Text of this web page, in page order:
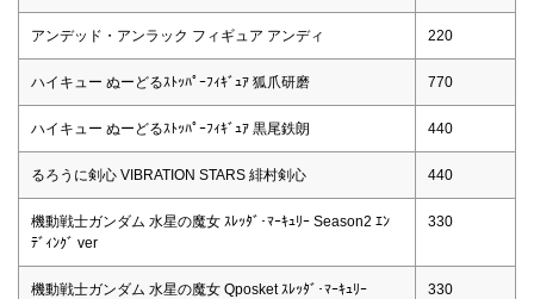
アンデッド・アンラック フィギュア アンディ 220
ハイキュー ぬーどるｽﾄｯﾊﾟｰﾌｨｷﾞｭｱ 狐爪研磨 770
ハイキュー ぬーどるｽﾄｯﾊﾟｰﾌｨｷﾞｭｱ 黒尾鉄朗 440
るろうに剣心 VIBRATION STARS 緋村剣心 440
機動戦士ガンダム 水星の魔女 ｽﾚｯﾀﾞ･ﾏｰｷｭﾘｰ Season2 ｴﾝ
ﾃﾞｨﾝｸﾞ ver
330
機動戦士ガンダム 水星の魔女 Qposket ｽﾚｯﾀﾞ･ﾏｰｷｭﾘｰ 330